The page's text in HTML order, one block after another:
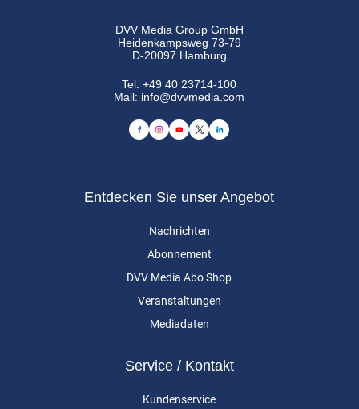
DVV Media Group GmbH
Heidenkampsweg 73-79
D-20097 Hamburg
Tel:+49 40 23714-100
Mail: info@dvvmedia.com
Entdecken Sie unser Angebot
Nachrichten
Abonnement
DVV Media Abo Shop
Veranstaltungen
Mediadaten
Service / Kontakt
Kundenservice